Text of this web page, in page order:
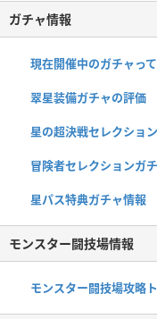
ガチャ情報
現在開催中のガチャっ
翠星装備ガチャの評価
星の超決戦セレクショ
冒険者セレクションガ
星パス特典ガチャ情報
モンスター闘技場情報
モンスター闘技場攻略